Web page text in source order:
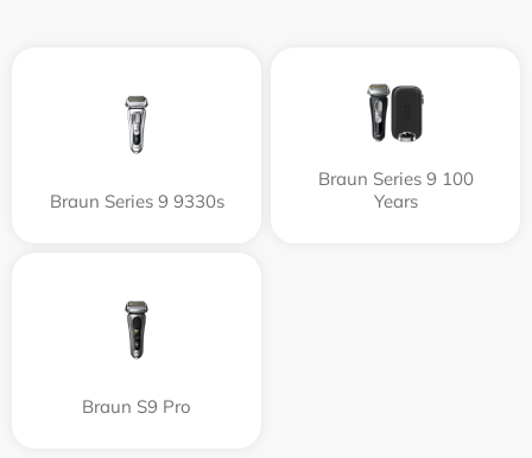
Braun Series 9 9330s
Braun Series 9 100
Years
Braun S9 Pro